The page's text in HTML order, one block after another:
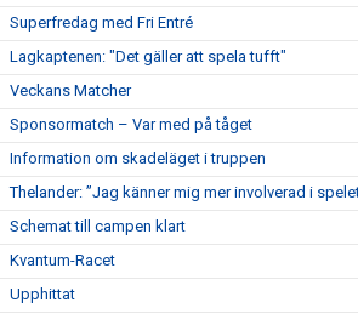
Superfredag med Fri Entré
Lagkaptenen: "Det gäller att spela tufft"
Veckans Matcher
Sponsormatch – Var med på tåget
Information om skadeläget i truppen
Thelander: ”Jag känner mig mer involverad i
Schemat till campen klart
Kvantum-Racet
Upphittat